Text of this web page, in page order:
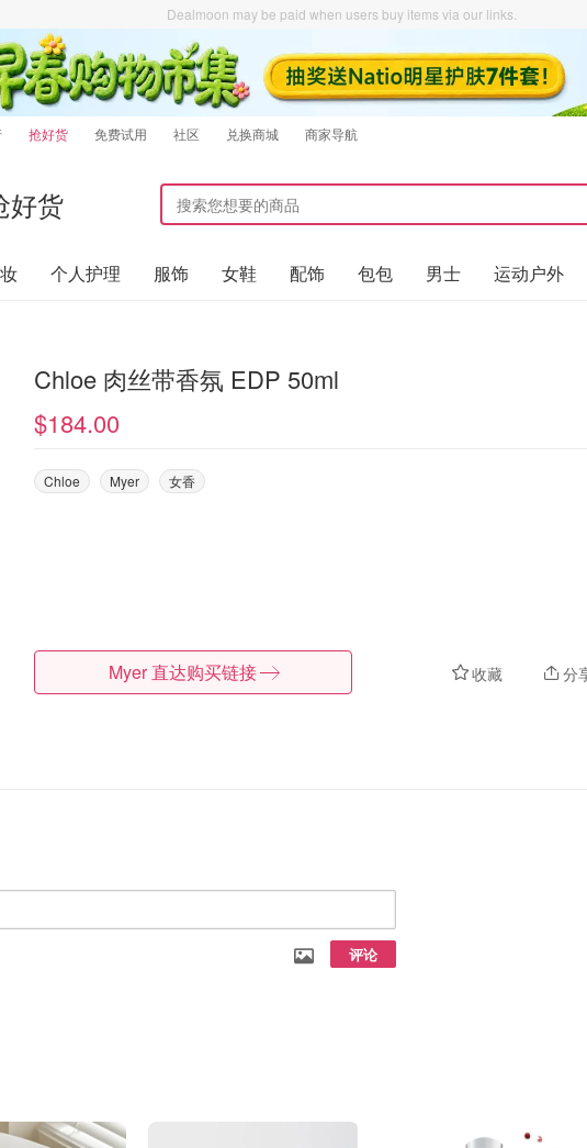
Dealmoon may be paid when users buy items via our links.
抢好货 免费试用 社区 兑换商城 商家导航
好货
个人护理 服饰 女鞋 配饰 包包 男士 运动户外
Chloe 肉丝带香氛 EDP 50ml
$184.00
Chloe Myer 女香
收藏 分
Myer 直达购买链接
评论